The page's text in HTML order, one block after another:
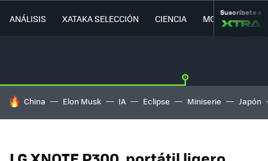
ANÁLISIS XATAKA SELECCIÓN CIENCIA MOVILIDAD
Suscríbete a
HOY SE HABLA DE
China Elon Musk IA Eclipse Miniserie Japón